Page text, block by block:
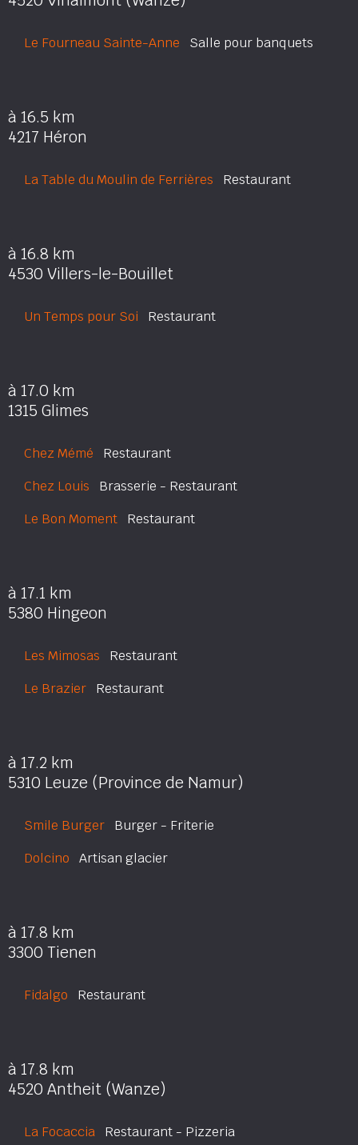
Le Fourneau Sainte-Anne Salle pour banquets
à 16.5 km
4217 Héron
La Table du Moulin de Ferrières Restaurant
à 16.8 km
4530 Villers-le-Bouillet
Un Temps pour Soi Restaurant
à 17.0 km
1315 Glimes
Chez Mémé Restaurant
Chez Louis Brasserie - Restaurant
Le Bon Moment Restaurant
à 17.1 km
5380 Hingeon
Les Mimosas Restaurant
Le Brazier Restaurant
à 17.2 km
5310 Leuze (Province de Namur)
Smile Burger Burger - Friterie
Dolcino Artisan glacier
à 17.8 km
3300 Tienen
Fidalgo Restaurant
à 17.8 km
4520 Antheit (Wanze)
La Focaccia Restaurant - Pizzeria